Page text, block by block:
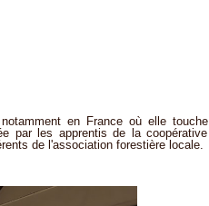
en France où elle touche
par les apprentis de la coopérative
de l'association forestière locale.